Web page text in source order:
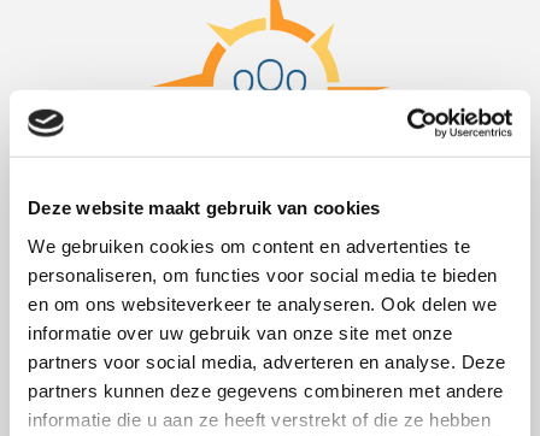
Deze website maakt gebruik van cookies
We gebruiken cookies om content en advertenties te
personaliseren, om functies voor social media te bieden
en om ons websiteverkeer te analyseren. Ook delen we
informatie over uw gebruik van onze site met onze
partners voor social media, adverteren en analyse. Deze
partners kunnen deze gegevens combineren met andere
informatie die u aan ze heeft verstrekt of die ze hebben
Personeel
Werving- en selectieprocedures, ondersteuning bij het voeren van
functioneringsgesprekken, correctie- en verbetertrajecten,
arbeidsmediation…
» Lees verder